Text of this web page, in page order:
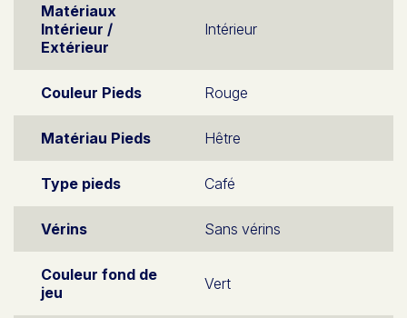
Matériaux
Intérieur /
Extérieur
Intérieur
Couleur Pieds Rouge
Matériau Pieds Hêtre
Type pieds Café
Vérins Sans vérins
Couleur fond de
jeu
Vert